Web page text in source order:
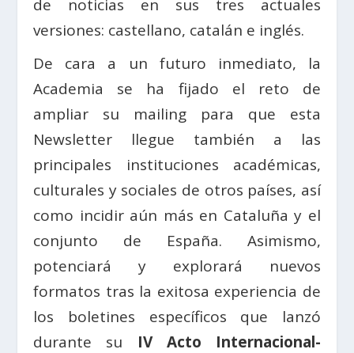
de noticias en sus tres actuales
versiones: castellano, catalán e inglés.
De cara a un futuro inmediato, la
Academia se ha fijado el reto de
ampliar su mailing para que esta
Newsletter llegue también a las
principales instituciones académicas,
culturales y sociales de otros países, así
como incidir aún más en Cataluña y el
conjunto de España. Asimismo,
potenciará y explorará nuevos
formatos tras la exitosa experiencia de
los boletines específicos que lanzó
durante su IV Acto Internacional-